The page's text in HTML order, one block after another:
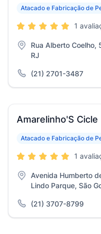
Atacado e Fabricação de
1
Rua Alberto Coelho,
RJ
(21) 2701-3487
Amarelinho'S Cicle
Atacado e Fabricação de
1
Avenida Humberto
Lindo Parque, São
(21) 3707-8799